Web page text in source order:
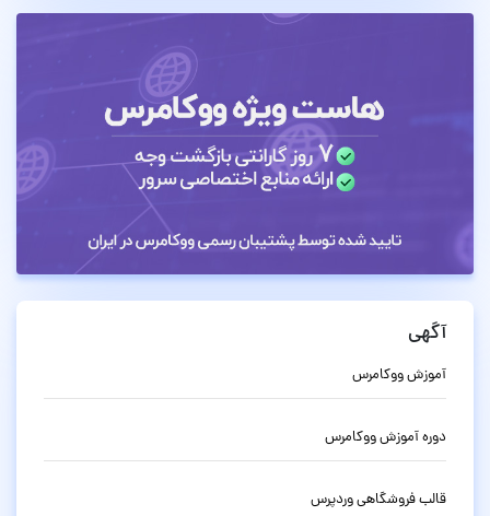
آگهی
آموزش ووکامرس
دوره آموزش ووکامرس
قالب فروشگاهی وردپرس